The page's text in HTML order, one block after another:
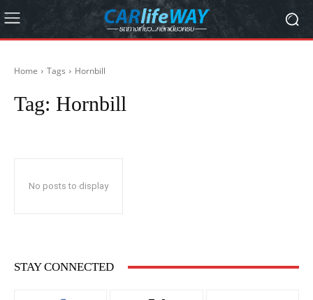
Home Tags Hornbill
Tag: Hornbill
No posts to display
STAY CONNECTED